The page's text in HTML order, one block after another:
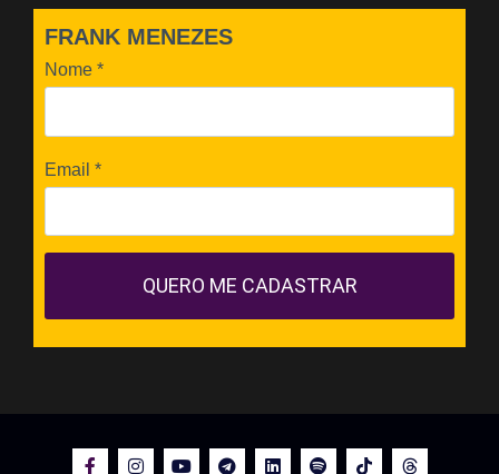
FRANK MENEZES
Nome *
Email *
QUERO ME CADASTRAR